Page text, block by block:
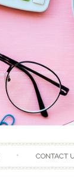
CONTACT